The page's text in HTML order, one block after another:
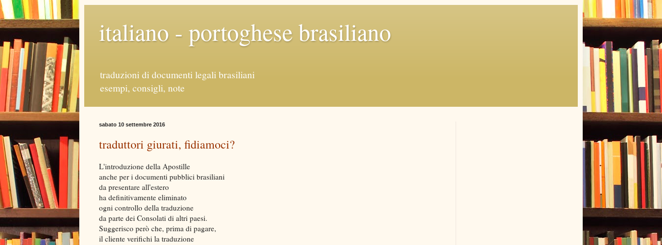
italiano - portoghese brasiliano
traduzioni di documenti legali brasiliani
esempi, consigli, note
sabato 10 settembre 2016
traduttori giurati, fidiamoci?
L'introduzione della Apostille
anche per i documenti pubblici brasiliani
da presentare all'estero
ha definitivamente eliminato
ogni controllo della traduzione
da parte dei Consolati di altri paesi.
Suggerisco però che, prima di pagare,
il cliente verifichi la traduzione